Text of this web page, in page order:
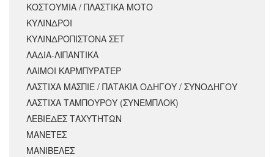
ΚΟΣΤΟΥΜΙΑ / ΠΛΑΣΤΙΚΑ ΜΟΤΟ
ΚΥΛΙΝΔΡΟΙ
ΚΥΛΙΝΔΡΟΠΙΣΤΟΝΑ ΣΕΤ
ΛΑΔΙΑ-ΛΙΠΑΝΤΙΚΑ
ΛΑΙΜΟΙ ΚΑΡΜΠΥΡΑΤΕΡ
ΛΑΣΤΙΧΑ ΜΑΣΠΙΕ / ΠΑΤΑΚΙΑ ΟΔΗΓΟΥ / ΣΥΝΟΔΗΓΟΥ
ΛΑΣΤΙΧΑ ΤΑΜΠΟΥΡΟΥ (ΣΥΝΕΜΠΛΟΚ)
ΛΕΒΙΕΔΕΣ ΤΑΧΥΤΗΤΩΝ
ΜΑΝΕΤΕΣ
ΜΑΝΙΒΕΛΕΣ